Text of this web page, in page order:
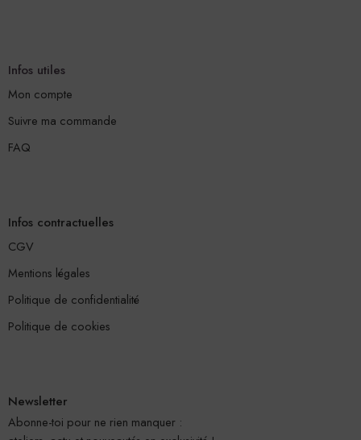
Infos utiles
Mon compte
Suivre ma commande
FAQ
Infos contractuelles
CGV
Mentions légales
Politique de confidentialité
Politique de cookies
Newsletter
Abonne-toi pour ne rien manquer :